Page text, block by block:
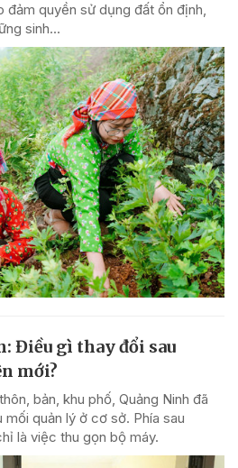
đảm quyền sử dụng đất ổn định,
sinh...
Điều gì thay đổi sau
mới?
bản, khu phố, Quảng Ninh đã
quản lý ở cơ sở. Phía sau
là việc thu gọn bộ máy.